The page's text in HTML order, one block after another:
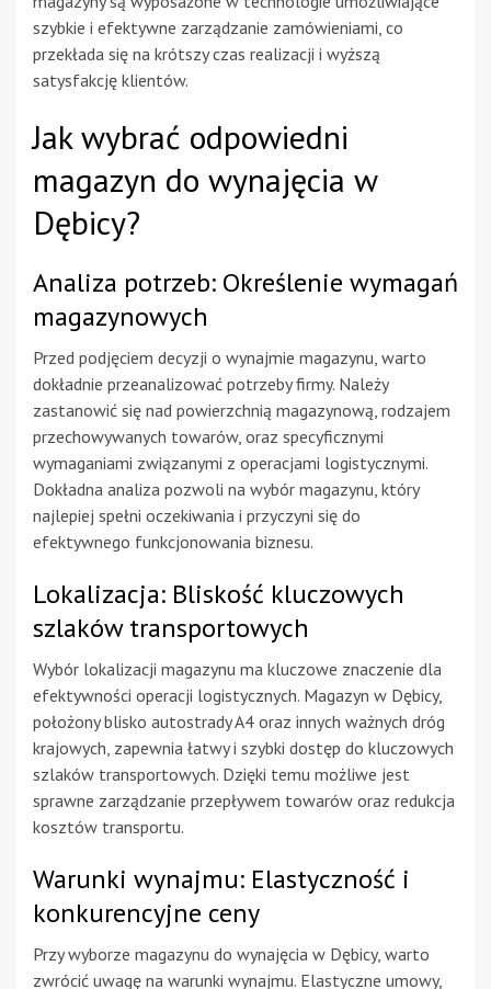
szybkie i efektywne zarządzanie zamówieniami, co
przekłada się na krótszy czas realizacji i wyższą
satysfakcję klientów.
Jak wybrać odpowiedni
magazyn do wynajęcia w
Dębicy?
Analiza potrzeb: Określenie wymagań
magazynowych
Przed podjęciem decyzji o wynajmie magazynu, warto
dokładnie przeanalizować potrzeby firmy. Należy
zastanowić się nad powierzchnią magazynową, rodzajem
przechowywanych towarów, oraz specyficznymi
wymaganiami związanymi z operacjami logistycznymi.
Dokładna analiza pozwoli na wybór magazynu, który
najlepiej spełni oczekiwania i przyczyni się do
efektywnego funkcjonowania biznesu.
Lokalizacja: Bliskość kluczowych
szlaków transportowych
Wybór lokalizacji magazynu ma kluczowe znaczenie dla
efektywności operacji logistycznych. Magazyn w Dębicy,
położony blisko autostrady A4 oraz innych ważnych dróg
krajowych, zapewnia łatwy i szybki dostęp do kluczowych
szlaków transportowych. Dzięki temu możliwe jest
sprawne zarządzanie przepływem towarów oraz redukcja
kosztów transportu.
Warunki wynajmu: Elastyczność i
konkurencyjne ceny
Przy wyborze magazynu do wynajęcia w Dębicy, warto
zwrócić uwagę na warunki wynajmu. Elastyczne umowy,